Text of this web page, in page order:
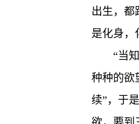
出生，都
是化身，
“当
种种的欲
续”，于